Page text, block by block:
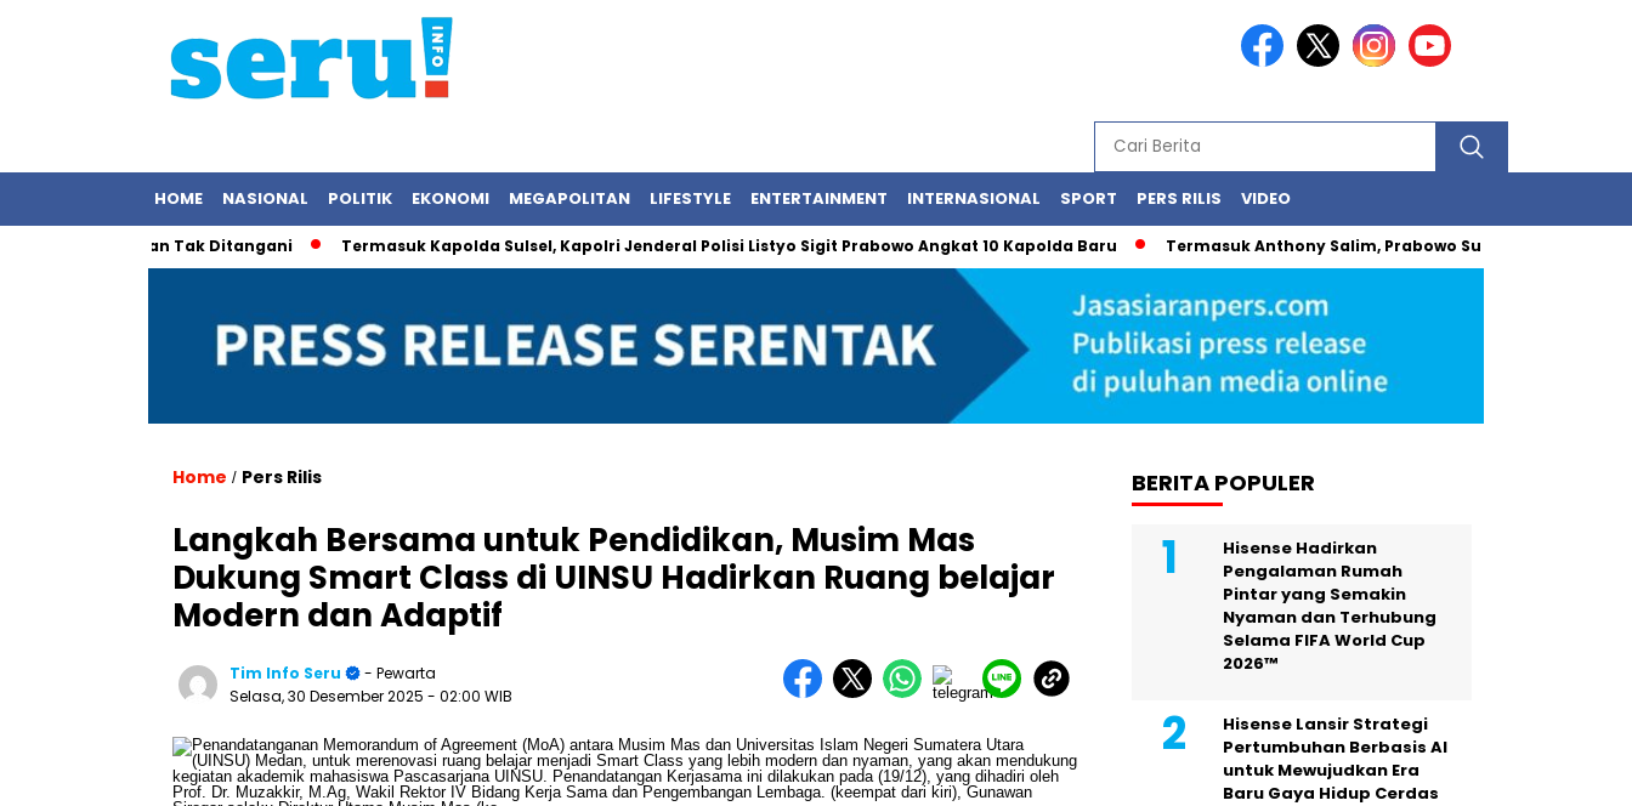
HOME NASIONAL POLITIK EKONOMI MEGAPOLITAN LIFESTYLE ENTERTAINMENT INTERNASIONAL SPORT PERS RILIS VIDEO
Kemiskinan Tak Ditangani Termasuk Kapolda Sulsel, Kapolri Jenderal Polisi Listyo Sigit Prabowo Angkat 10 Kapolda Baru Termasuk Anthony Salim, Prabowo Subianto Kenalkan
Home / Pers Rilis
Langkah Bersama untuk Pendidikan, Musim Mas
Dukung Smart Class di UINSU Hadirkan Ruang belajar
Modern dan Adaptif
Tim Info Seru
- Pewarta
Selasa, 30 Desember 2025 - 02:00 WIB
BERITA POPULER
Hisense Hadirkan
Pengalaman Rumah
Pintar yang Semakin
Nyaman dan Terhubung
Selama FIFA World Cup
2026™
Hisense Lansir Strategi
Pertumbuhan Berbasis AI
untuk Mewujudkan Era
Baru Gaya Hidup Cerdas